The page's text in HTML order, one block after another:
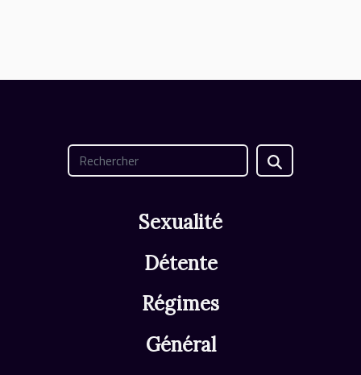
Sexualité
Détente
Régimes
Général